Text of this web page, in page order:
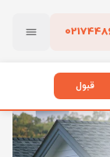
پاک کردن
فلزی
قبول